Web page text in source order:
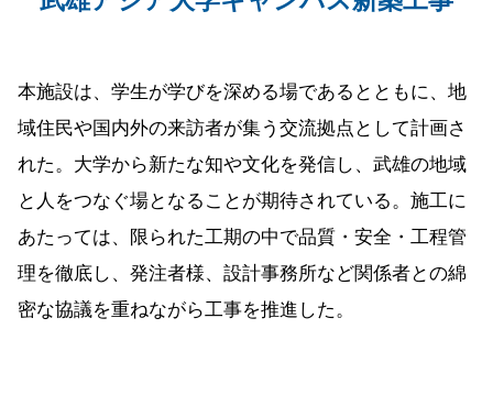
本施設は、学生が学びを深める場であるとともに、地
域住民や国内外の来訪者が集う交流拠点として計画さ
れた。大学から新たな知や文化を発信し、武雄の地域
と人をつなぐ場となることが期待されている。施工に
あたっては、限られた工期の中で品質・安全・工程管
理を徹底し、発注者様、設計事務所など関係者との綿
密な協議を重ねながら工事を推進した。